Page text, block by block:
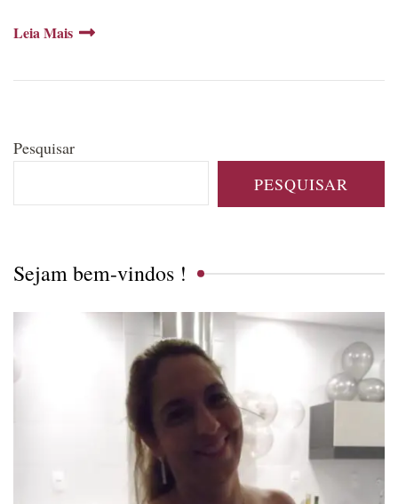
Leia Mais
Pesquisar
PESQUISAR
Sejam bem-vindos !